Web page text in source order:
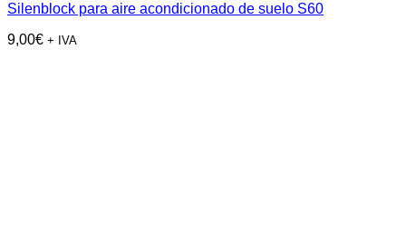
Silenblock para aire acondicionado de suelo S60
9,00€ + IVA